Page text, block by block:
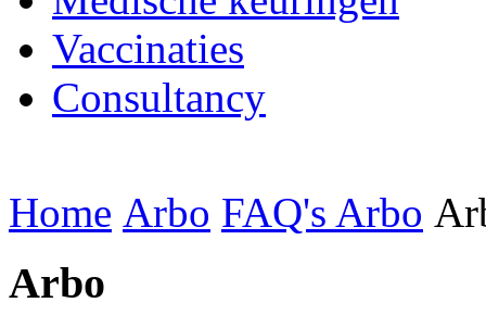
Vaccinaties
Consultancy
Home Arbo FAQ's Arbo
Arbo